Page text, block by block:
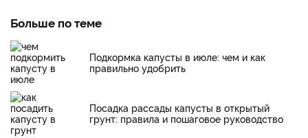
Больше по теме
Подкормка капусты в июле: чем и как
правильно удобрить
Посадка рассады капусты в открытый
грунт: правила и пошаговое руководство